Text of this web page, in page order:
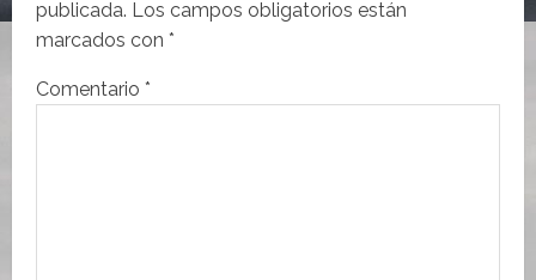
d
e
e
publicada. Los campos obligatorios están
marcados con *
Comentario *